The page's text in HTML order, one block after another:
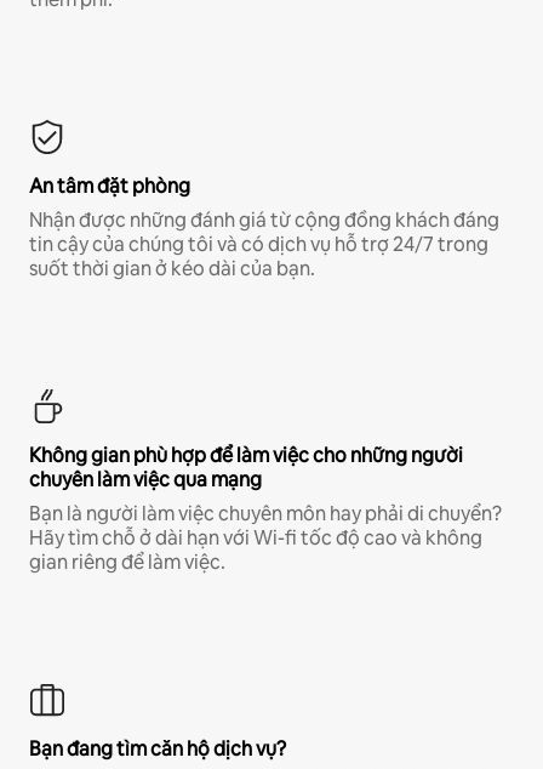
An tâm đặt phòng
Nhận được những đánh giá từ cộng đồng khách đáng
tin cậy của chúng tôi và có dịch vụ hỗ trợ 24/7 trong
suốt thời gian ở kéo dài của bạn.
Không gian phù hợp để làm việc cho những người
chuyên làm việc qua mạng
Bạn là người làm việc chuyên môn hay phải di chuyển?
Hãy tìm chỗ ở dài hạn với Wi-fi tốc độ cao và không
gian riêng để làm việc.
Bạn đang tìm căn hộ dịch vụ?